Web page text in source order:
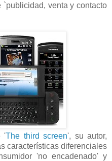
`publicidad, venta y contacto
'The third screen', su autor,
características diferenciales
'no encadenado' y